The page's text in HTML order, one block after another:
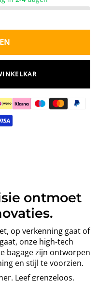
ontmoet
op verkenning gaat of
onze high-tech
bagage zijn ontworpen
en stijl te voorzien.
Leef grenzeloos.